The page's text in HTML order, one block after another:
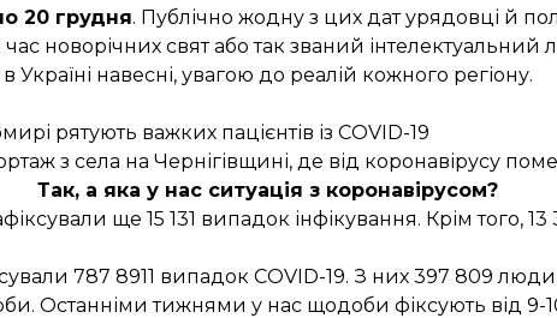
20 грудня. Публічно жодну з цих дат урядовці й
новорічних святаботак званий інтелектуальний
навесні, увагою до реалій кожного регіону.
рятують важких пацієнтів із COVID-19
з села на Чернігівщині, де від коронавірусу
Так, а яка у нас ситуація з коронавірусом?
ще 15 131 випадок інфікування. Крім того,
787 8911 випадок COVID-19. З них 397 809
Останніми тижнями у нас щодоби фіксують від 9-